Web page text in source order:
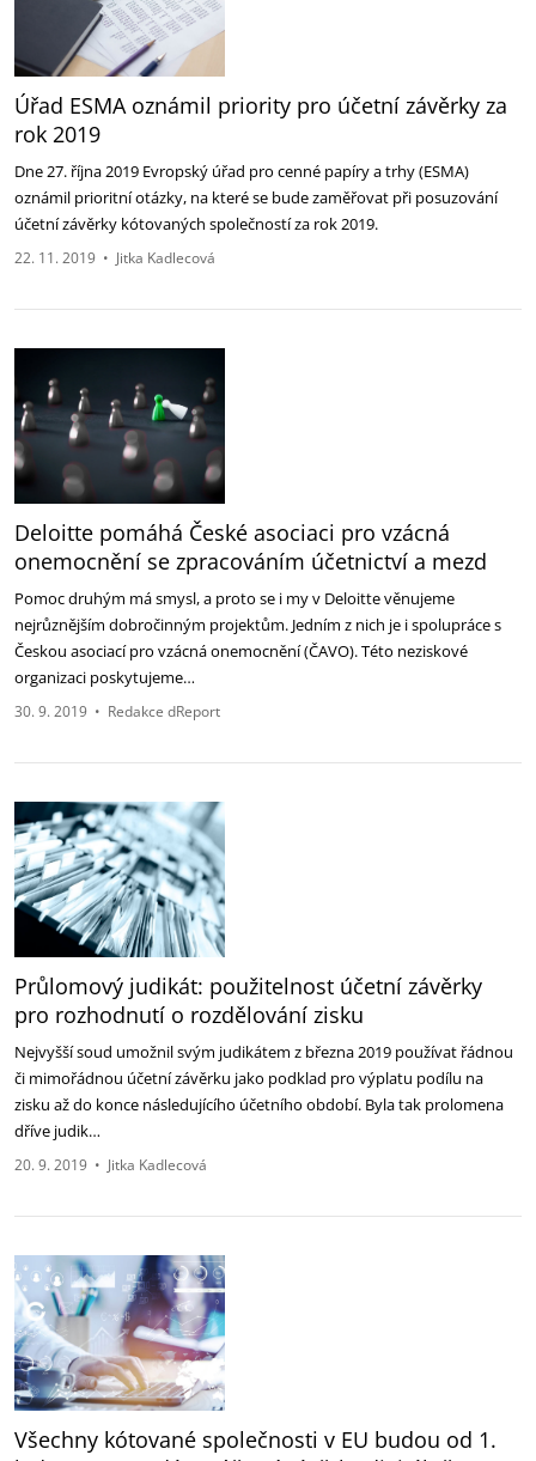
Úřad ESMA oznámil priority pro účetní závěrky za
rok 2019
Dne 27. října 2019 Evropský úřad pro cenné papíry a trhy (ESMA)
oznámil prioritní otázky, na které se bude zaměřovat při posuzování
účetní závěrky kótovaných společností za rok 2019.
22. 11. 2019 • Jitka Kadlecová
Deloitte pomáhá České asociaci pro vzácná
onemocnění se zpracováním účetnictví a mezd
Pomoc druhým má smysl, a proto se i my v Deloitte věnujeme
nejrůznějším dobročinným projektům. Jedním z nich je i spolupráce s
Českou asociací pro vzácná onemocnění (ČAVO). Této neziskové
organizaci poskytujeme…
30. 9. 2019 • Redakce dReport
Průlomový judikát: použitelnost účetní závěrky
pro rozhodnutí o rozdělování zisku
Nejvyšší soud umožnil svým judikátem z března 2019 používat řádnou
či mimořádnou účetní závěrku jako podklad pro výplatu podílu na
zisku až do konce následujícího účetního období. Byla tak prolomena
dříve judik…
20. 9. 2019 • Jitka Kadlecová
Všechny kótované společnosti v EU budou od 1.